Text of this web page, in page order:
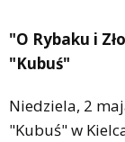
"O Rybaku i
"Kubuś"
Niedziela, 2
"Kubuś" w